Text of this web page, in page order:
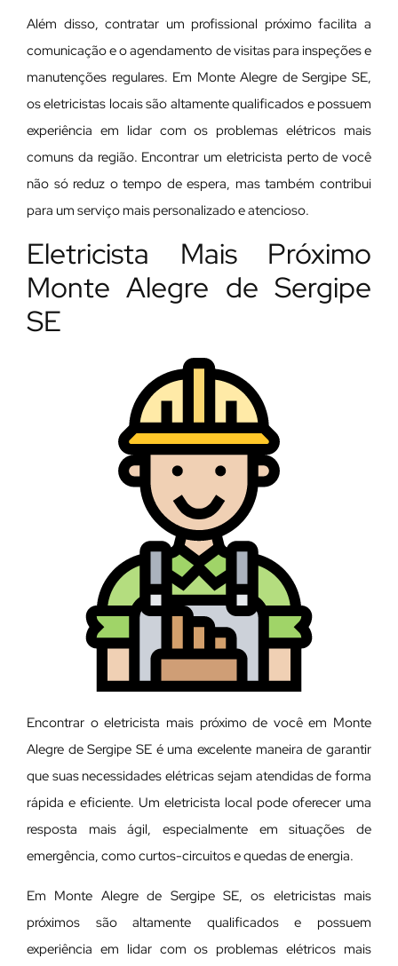
Além disso, contratar um profissional próximo facilita a
comunicação e o agendamento de visitas para inspeções e
manutenções regulares. Em Monte Alegre de Sergipe SE,
os eletricistas locais são altamente qualificados e possuem
experiência em lidar com os problemas elétricos mais
comuns da região. Encontrar um eletricista perto de você
não só reduz o tempo de espera, mas também contribui
para um serviço mais personalizado e atencioso.
Eletricista Mais Próximo
Monte Alegre de Sergipe
SE
Encontrar o eletricista mais próximo de você em Monte
Alegre de Sergipe SE é uma excelente maneira de garantir
que suas necessidades elétricas sejam atendidas de forma
rápida e eficiente. Um eletricista local pode oferecer uma
resposta mais ágil, especialmente em situações de
emergência, como curtos-circuitos e quedas de energia.
Em Monte Alegre de Sergipe SE, os eletricistas mais
próximos são altamente qualificados e possuem
experiência em lidar com os problemas elétricos mais